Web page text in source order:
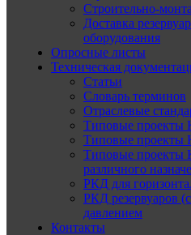
Строительно-
Доставка
оборудования
Опросные листы
Техническая
Статьи
Словарь терминов
Отраслевые
Типовые
Типовые
Типовые проекты
различного
РКД для
РКД резервуаров
давлением
Контакты